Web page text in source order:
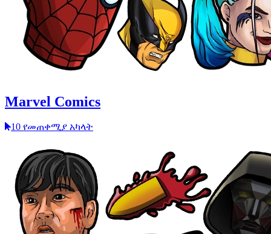
Marvel Comics
10 የመጠቀሚያ አካላት